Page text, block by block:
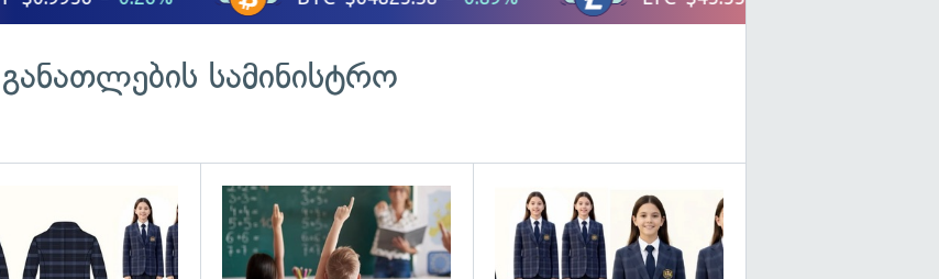
განათლების სამინისტრო
გადახედვა გადახედვა